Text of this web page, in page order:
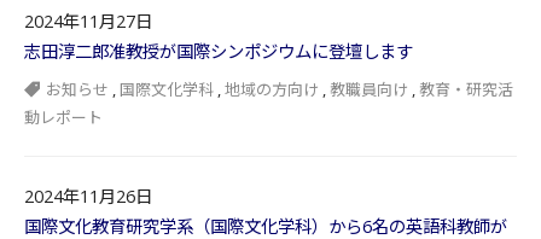
2024年11月27日
志田淳二郎准教授が国際シンポジウムに登壇します
お知らせ , 国際文化学科 ,地域の方向け , 教職員向け , 教育・研究活
動レポート
2024年11月26日
国際文化教育研究学系（国際文化学科）から6名の英語科教師が